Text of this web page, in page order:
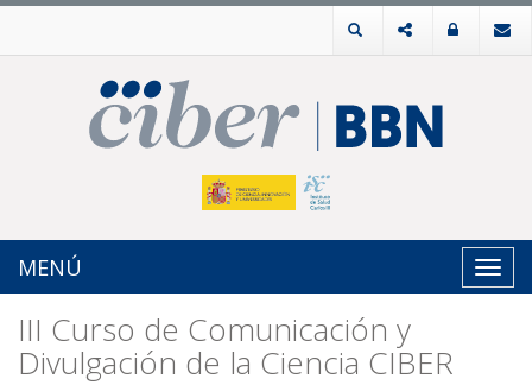
MENÚ
III Curso de Comunicación y
Divulgación de la Ciencia CIBER